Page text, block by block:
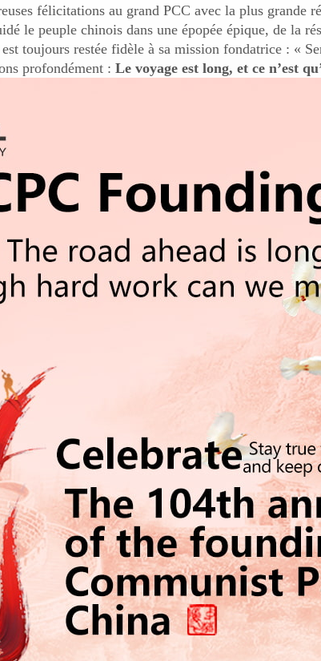
félicitations au grand PCC avec la plus grande
le peuple chinois dans une épopée épique, de la
toujours restée fidèle à sa mission fondatrice : «
profondément : Le voyage est long, et ce n’est